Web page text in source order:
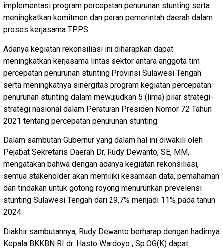
implementasi program percepatan penurunan stunting serta
meningkatkan komitmen dan peran pemerintah daerah dalam
proses kerjasama TPPS.
Adanya kegiatan rekonsiliasi ini diharapkan dapat
meningkatkan kerjasama lintas sektor antara anggota tim
percepatan penurunan stunting Provinsi Sulawesi Tengah
serta meningkatnya sinergitas program kegiatan percepatan
penurunan stunting dalam mewujudkan 5 (lima) pilar strategi-
strategi nasional dalam Peraturan Presiden Nomor 72 Tahun
2021 tentang percepatan penurunan stunting.
Dalam sambutan Gubernur yang dalam hal ini diwakili oleh
Pejabat Sekretaris Daerah Dr. Rudy Dewanto, SE, MM,
mengatakan bahwa dengan adanya kegiatan rekonsiliasi,
semua stakeholder akan memiliki kesamaan data, pemahaman
dan tindakan untuk gotong royong menurunkan prevelensi
stunting Sulawesi Tengah dari 29,7% menjadi 11% pada tahun
2024.
Diakhir sambutannya, Rudy Dewanto berharap dengan hadirnya
Kepala BKKBN RI dr. Hasto Wardoyo , Sp.OG(K) dapat